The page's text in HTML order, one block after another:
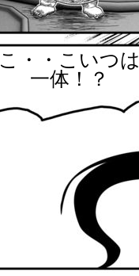
こ・・こいつは
一体！？